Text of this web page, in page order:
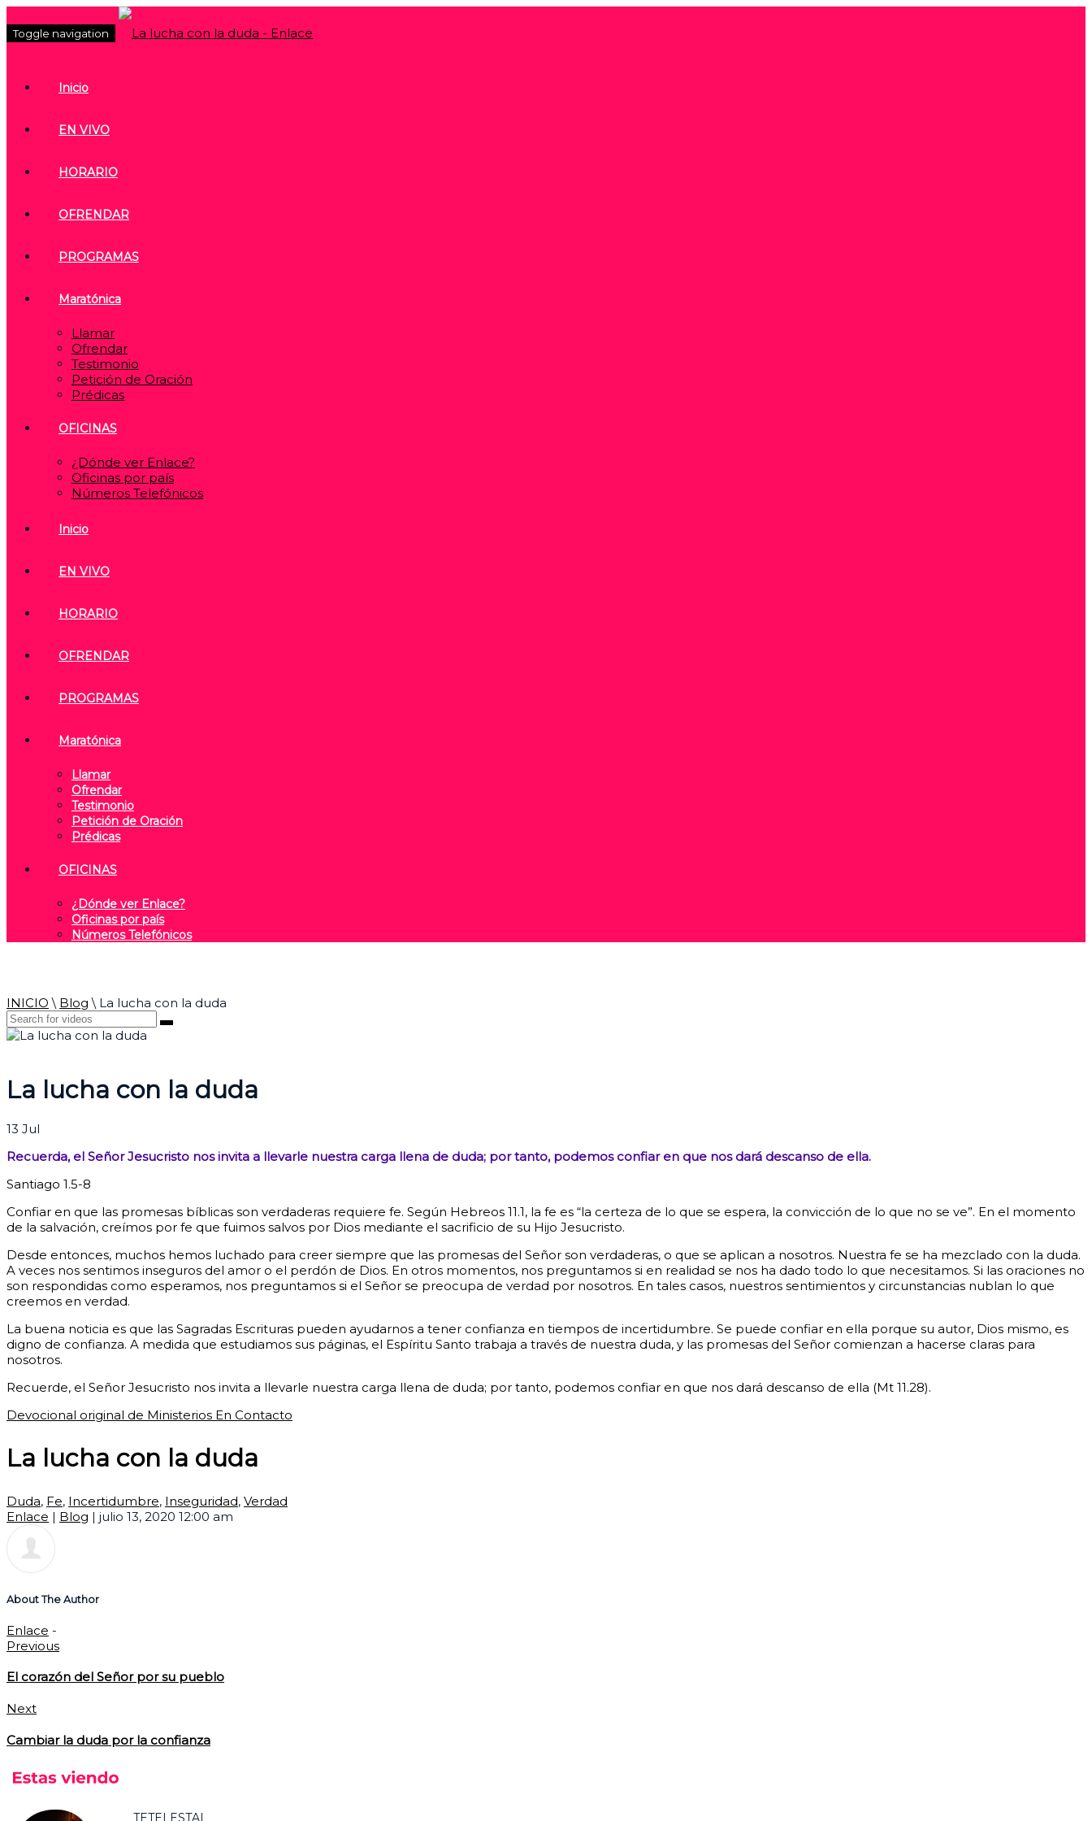
Toggle navigation
Inicio
EN VIVO
HORARIO
OFRENDAR
PROGRAMAS
Maratónica
Llamar
Ofrendar
Testimonio
Petición de Oración
Prédicas
OFICINAS
¿Dónde ver Enlace?
Oficinas por país
Números Telefónicos
Inicio
EN VIVO
HORARIO
OFRENDAR
PROGRAMAS
Maratónica
Llamar
Ofrendar
Testimonio
Petición de Oración
Prédicas
OFICINAS
¿Dónde ver Enlace?
Oficinas por país
Números Telefónicos
INICIO \ Blog \ La lucha con la duda
La lucha con la duda
13 Jul
Recuerda, el Señor Jesucristo nos invita a llevarle nuestra carga llena de duda; por tanto, podemos confiar en que nos dará descanso de ella.
Santiago 1.5-8
Confiar en que las promesas bíblicas son verdaderas requiere fe. Según Hebreos 11.1, la fe es “la certeza de lo que se espera, la convicción de lo que no se ve”. En el momento
de la salvación, creímos por fe que fuimos salvos por Dios mediante el sacrificio de su Hijo Jesucristo.
Desde entonces, muchos hemos luchado para creer siempre que las promesas del Señor son verdaderas, o que se aplican a nosotros. Nuestra fe se ha mezclado con la duda.
A veces nos sentimos inseguros del amor o el perdón de Dios. En otros momentos, nos preguntamos si en realidad se nos ha dado todo lo que necesitamos. Si las oraciones no
son respondidas como esperamos, nos preguntamos si el Señor se preocupa de verdad por nosotros. En tales casos, nuestros sentimientos y circunstancias nublan lo que
creemos en verdad.
La buena noticia es que las Sagradas Escrituras pueden ayudarnos a tener confianza en tiempos de incertidumbre. Se puede confiar en ella porque su autor, Dios mismo, es
digno de confianza. A medida que estudiamos sus páginas, el Espíritu Santo trabaja a través de nuestra duda, y las promesas del Señor comienzan a hacerse claras para
nosotros.
Recuerde, el Señor Jesucristo nos invita a llevarle nuestra carga llena de duda; por tanto, podemos confiar en que nos dará descanso de ella (Mt 11.28).
Devocional original de Ministerios En Contacto
La lucha con la duda
Duda, Fe, Incertidumbre, Inseguridad, Verdad
Enlace | Blog | julio 13, 2020 12:00 am
About The Author
Enlace -
Previous
El corazón del Señor por su pueblo
Next
Cambiar la duda por la confianza